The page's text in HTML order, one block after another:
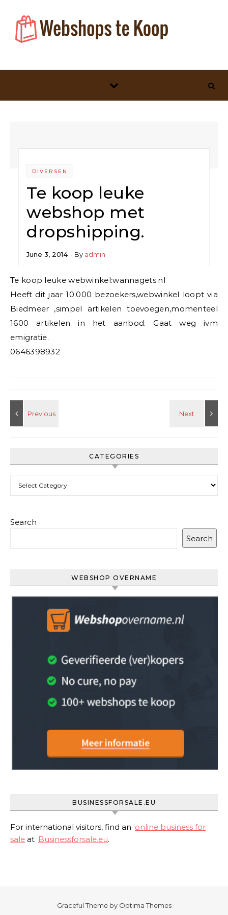
DIVERSEN
Te koop leuke
webshop met
dropshipping.
June 3, 2014 - By admin
Te koop leuke webwinkel:wannagets.nl
Heeft dit jaar 10.000 bezoekers,webwinkel loopt via
Biedmeer ,simpel artikelen toevoegen,momenteel
1600 artikelen in het aanbod. Gaat weg ivm
emigratie.
0646398932
CATEGORIES
Search
Search
WEBSHOP OVERNAME
BUSINESSFORSALE.EU
For international visitors, find an online business for
sale at Businessforsale.eu.
Graceful Theme by Optima Themes